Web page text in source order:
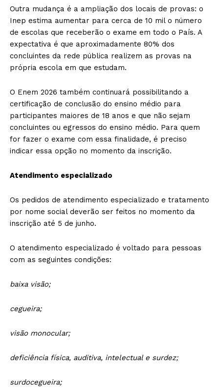
Outra mudança é a ampliação dos locais de provas: o
Inep estima aumentar para cerca de 10 mil o número
de escolas que receberão o exame em todo o País. A
expectativa é que aproximadamente 80% dos
concluintes da rede pública realizem as provas na
própria escola em que estudam.
O Enem 2026 também continuará possibilitando a
certificação de conclusão do ensino médio para
participantes maiores de 18 anos e que não sejam
concluintes ou egressos do ensino médio. Para quem
for fazer o exame com essa finalidade, é preciso
indicar essa opção no momento da inscrição.
Atendimento especializado
Os pedidos de atendimento especializado e tratamento
por nome social deverão ser feitos no momento da
inscrição até 5 de junho.
O atendimento especializado é voltado para pessoas
com as seguintes condições:
baixa visão;
cegueira;
visão monocular;
deficiência física, auditiva, intelectual e surdez;
surdocegueira;